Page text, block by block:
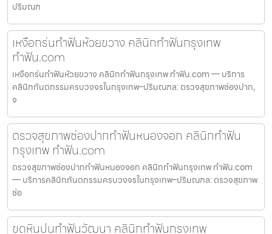
ปริมณฑ
เหงือกร่นทำฟันห้วยขวาง คลินิกทำฟันกรุงเทพ
ทำฟัน.com
เหงือกร่นทำฟันห้วยขวาง คลินิกทำฟันกรุงเทพ ทำฟัน.com — บริการ
คลินิกทันตกรรมครบวงจรในกรุงเทพ–ปริมณฑล: ตรวจสุขภาพช่องปาก,
จ
ตรวจสุขภาพช่องปากทำฟันหนองจอก คลินิกทำฟัน
กรุงเทพ ทำฟัน.com
ตรวจสุขภาพช่องปากทำฟันหนองจอก คลินิกทำฟันกรุงเทพ ทำฟัน.com
— บริการคลินิกทันตกรรมครบวงจรในกรุงเทพ–ปริมณฑล: ตรวจสุขภาพ
ช่อ
ขูดหินปูนทำฟันวัฒนา คลินิกทำฟันกรุงเทพ